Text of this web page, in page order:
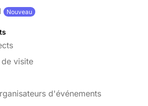
Nouveau
visite
d'événements